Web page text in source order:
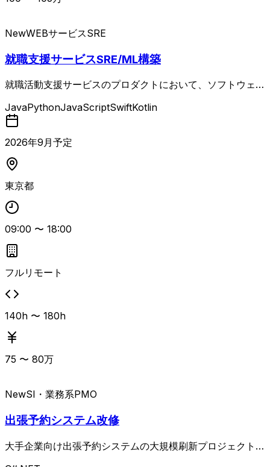
NewWEBサービスSRE
就職支援サービスSRE/ML構築
就職活動支援サービスのプロダクトにおいて、ソフトウェア
ーム領域（サブサービス、信頼性基盤、AI開発ツールな
ど）の設計・構築・運用を担当する案件。 インフラ環境や
デリバリー基盤の構築・運用、サービス運用・推進・監視、
プロダクト全体で利用する技術・ツール／ソフトウェアの選
定と導入、セキュリティや各種ガイドラインの策定、AI開
ラットフォームエンジニアリング業務が中心となります。
パブリッククラウド上でのセキュリティオペレーションやIa
C、コンテナ、CI/CD、モニタリングなどを横断的にリード
し、WebアプリケーションのバックエンドやDBの改善を通
じて信頼性向上を図るポジションです。 テックリードとし
て技術選定や標準化を推進しつつ、事業会社側の視点で中長
期的な開発基盤づくりに関わっていただきます。
JavaPythonJavaScriptSwiftKotlin
2026年9月予定
東京都
09:00 〜 18:00
フルリモート
140h 〜 180h
75 〜 80万
NewSI・業務系PMO
出張予約システム改修
大手企業向け出張予約システムの大規模刷新プロジェクトで